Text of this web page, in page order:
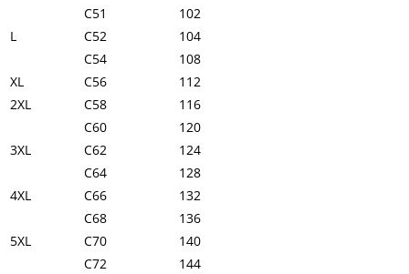
C51
102
L
C52
104
C54
108
XL
C56
112
2XL
C58
116
C60
120
3XL
C62
124
C64
128
4XL
C66
132
C68
136
5XL
C70
140
C72
144